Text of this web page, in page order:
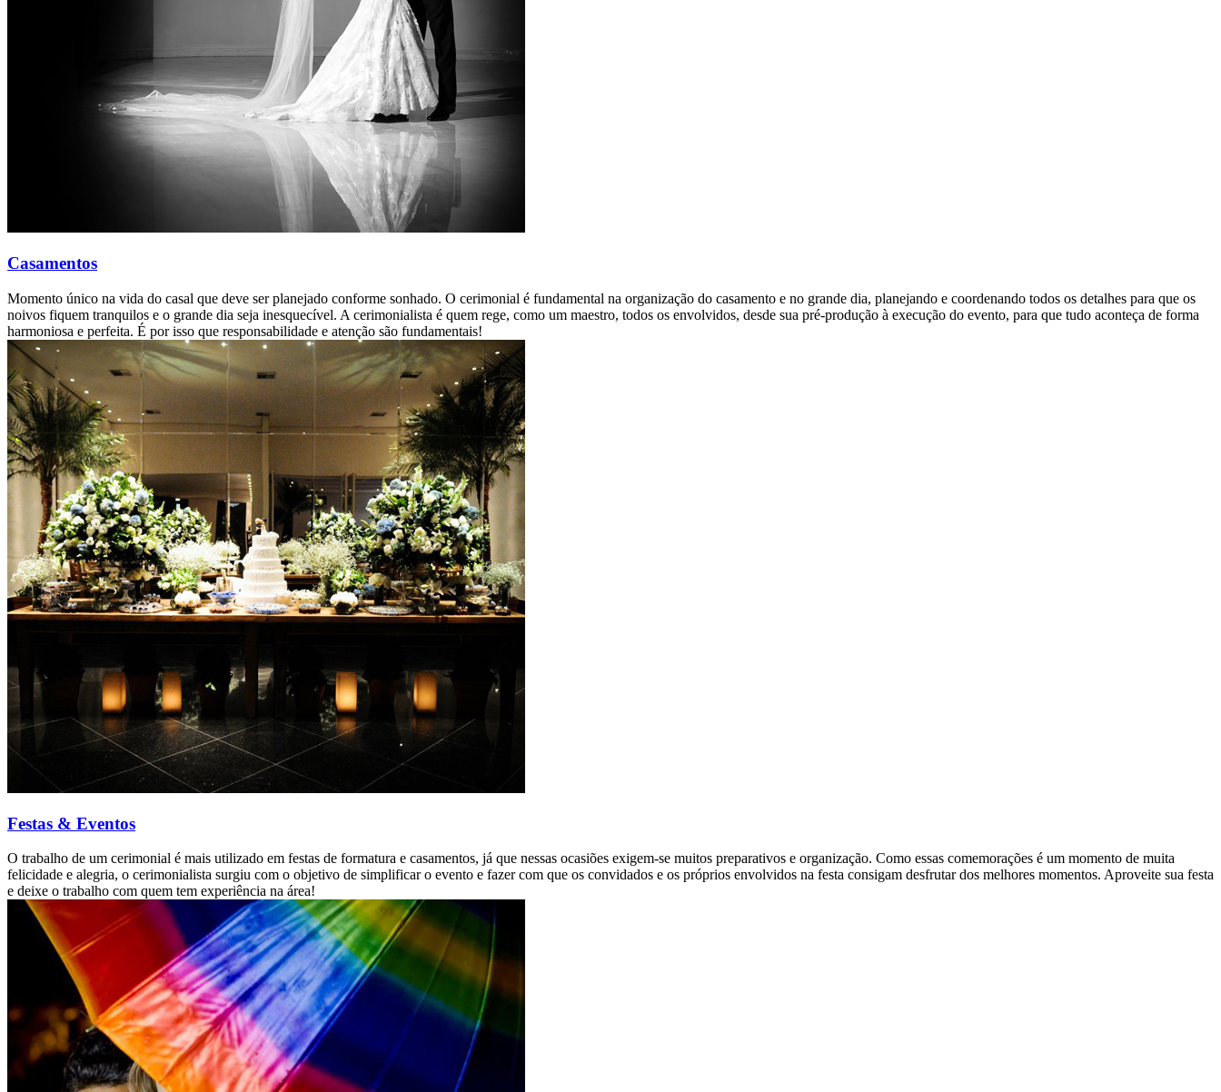
Casamentos
Momento único na vida do casal que deve ser planejado conforme sonhado. O cerimonial é fundamental na organização do casamento e no grande dia, planejando e coordenando todos os detalhes para que os
noivos fiquem tranquilos e o grande dia seja inesquecível. A cerimonialista é quem rege, como um maestro, todos os envolvidos, desde sua pré-produção à execução do evento, para que tudo aconteça de forma
harmoniosa e perfeita. É por isso que responsabilidade e atenção são fundamentais!
Festas & Eventos
O trabalho de um cerimonial é mais utilizado em festas de formatura e casamentos, já que nessas ocasiões exigem-se muitos preparativos e organização. Como essas comemorações é um momento de muita
felicidade e alegria, o cerimonialista surgiu com o objetivo de simplificar o evento e fazer com que os convidados e os próprios envolvidos na festa consigam desfrutar dos melhores momentos. Aproveite sua festa
e deixe o trabalho com quem tem experiência na área!